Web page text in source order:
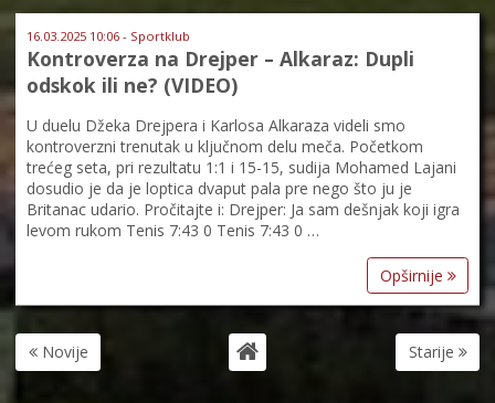
16.03.2025 10:06 - Sportklub
Kontroverza na Drejper – Alkaraz: Dupli
odskok ili ne? (VIDEO)
U duelu Džeka Drejpera i Karlosa Alkaraza videli smo
kontroverzni trenutak u ključnom delu meča. Početkom
trećeg seta, pri rezultatu 1:1 i 15-15, sudija Mohamed Lajani
dosudio je da je loptica dvaput pala pre nego što ju je
Britanac udario. Pročitajte i: Drejper: Ja sam dešnjak koji igra
levom rukom Tenis 7:43 0 Tenis 7:43 0 …
Opširnije
Novije Starije